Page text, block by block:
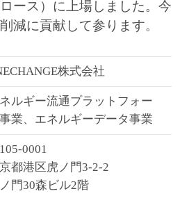
ース）に上場しました。 今
減に貢献して参ります。
株式会社
ルギー流通プラットフォー
業、エネルギーデータ事業
0001
都港区虎ノ門3-2-2
門30森ビル2階